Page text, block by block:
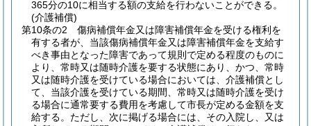
365分の10に相当する額の支給を行わないことができる。
(介護補償)
第10条の2
傷病補償年金又は障害補償年金を受ける権利を
有する者が、当該傷病補償年金又は障害補償年金を支給す
べき事由となった障害であって規則で定める程度のものに
より、常時又は随時介護を要する状態にあり、かつ、常時
又は随時介護を受けている場合においては、介護補償とし
て、当該介護を受けている期間、常時又は随時介護を受け
る場合に通常要する費用を考慮して市長が定める金額を支
給する。 ただし、次に掲げる場合には、その入院し、又は